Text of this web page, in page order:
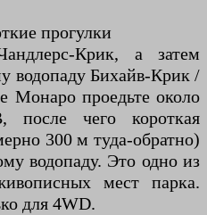
прогулки
Крик, а затем
водопаду Бихайв-Крик /
Монаро проедьте около
чего короткая
300 м туда-обратно)
водопаду. Это одно из
мест парка.
для 4WD.